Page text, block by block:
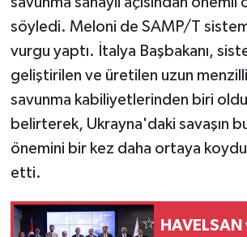
söyledi. Meloni de SAMP/T
vurgu yaptı. İtalya Başbakanı,
geliştirilen ve üretilen uzun
savunma kabiliyetlerinden biri
belirterek, Ukrayna'daki savaşın
önemini bir kez daha ortaya
etti.